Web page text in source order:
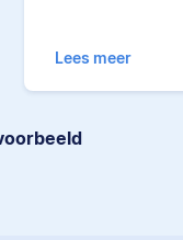
Lees meer
Ingrid